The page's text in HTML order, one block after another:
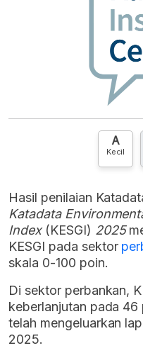
A
Kecil
Hasil penilaian
Katadata
Index(KESGI) 2025
KESGI pada sektor
skala 0-100 poin.
Di sektor perbankan,
keberlanjutan pada
telah mengeluarkan
2025.